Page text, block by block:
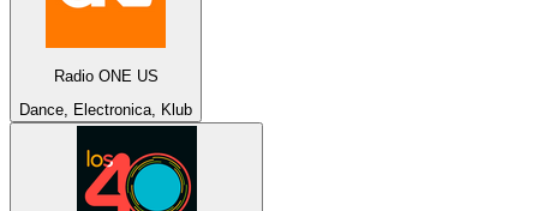
Radio ONE US
Dance, Electronica, Klub